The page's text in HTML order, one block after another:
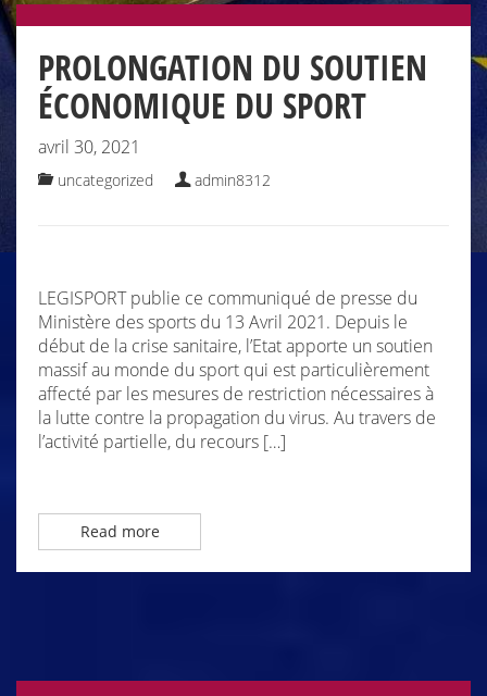
PROLONGATION DU SOUTIEN
ÉCONOMIQUE DU SPORT
avril 30, 2021
uncategorized admin8312
LEGISPORT publie ce communiqué de presse du
Ministère des sports du 13 Avril 2021. Depuis le
début de la crise sanitaire, l’Etat apporte un soutien
massif au monde du sport qui est particulièrement
affecté par les mesures de restriction nécessaires à
la lutte contre la propagation du virus. Au travers de
l’activité partielle, du recours […]
Read more